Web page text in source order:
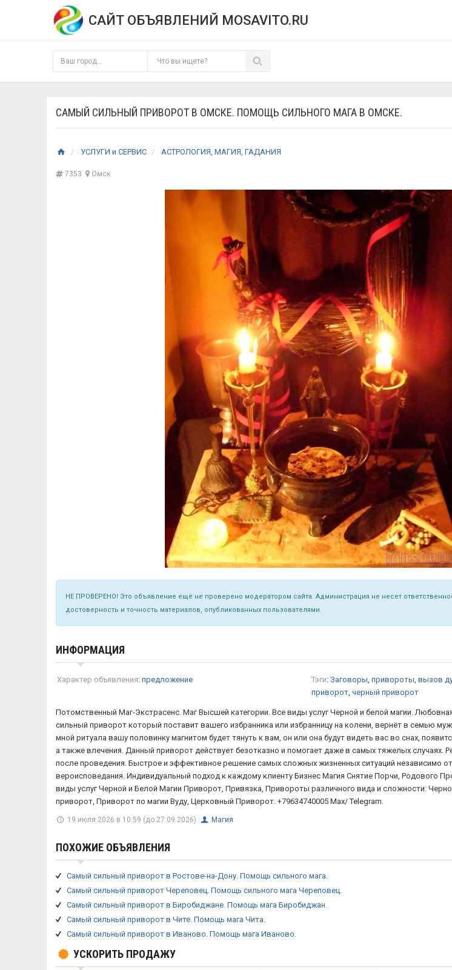
САЙТ ОБЪЯВЛЕНИЙ MOSAVITO.RU
САМЫЙ СИЛЬНЫЙ ПРИВОРОТ В ОМСКЕ. ПОМОЩЬ СИЛЬНОГО МАГА В ОМСКЕ.
УСЛУГИ и СЕРВИС АСТРОЛОГИЯ, МАГИЯ, ГАДАНИЯ
7353 Омск
НЕ ПРОВЕРЕНО! Это объявление ещё не проверено модератором сайта. Администрация не несет
достоверность и точность материалов, опубликованных пользователями.
ИНФОРМАЦИЯ
Характер объявления: предложение Тэги: Заговоры, привороты, вызов
приворот, черный приворот
Потомственный Маг-Экстрасенс. Маг Высшей категории. Все виды услуг Черной и белой магии.
сильный приворот который поставит вашего избранника или избранницу на колени, вернёт в семью
мной ритуала вашу половинку магнитом будет тянуть к вам, он или она будут видеть вас во снах,
а также влечения. Данный приворот действует безотказно и помогает даже в самых тяжелых случаях.
после проведения. Быстрое и эффективное решение самых сложных жизненных ситуаций независимо
вероисповедания. Индивидуальный подход к каждому клиенту Бизнес Магия Снятие Порчи, Родового
виды услуг Черной и Белой Магии Приворот, Привязка, Привороты различного вида и сложности:
приворот, Приворот по магии Вуду, Церковный Приворот. +79634740005 Max/ Telegram.
19 июля 2026 в 10:59 (до 27.09.2026) Магия
ПОХОЖИЕ ОБЪЯВЛЕНИЯ
Самый сильный приворот в Ростове-на-Дону. Помощь сильного мага.
Самый сильный приворот Череповец. Помощь сильного мага Череповец.
Самый сильный приворот в Биробиджане. Помощь мага Биробиджан.
Самый сильный приворот в Чите. Помощь мага Чита.
Самый сильный приворот в Иваново. Помощь мага Иваново.
УСКОРИТЬ ПРОДАЖУ